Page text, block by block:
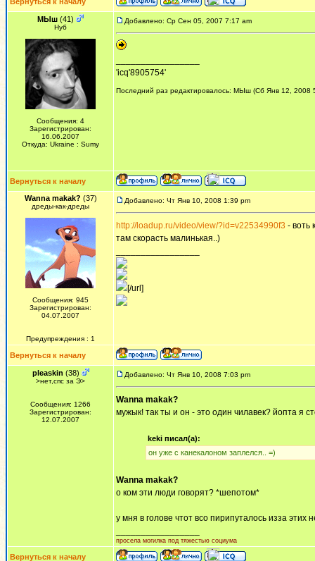
МЫш (41)
Нуб
Сообщения: 4
Зарегистрирован:
16.06.2007
Откуда: Ukraine : Sumy
Добавлено: Ср Сен 05, 2007 7:17 am
'icq'8905754'
Последний раз редактировалось: МЫш (Сб Янв 12, 2008
Вернуться к началу
Wanna makak? (37)
дреды-как-дреды
Сообщения: 945
Зарегистрирован:
04.07.2007
Предупреждения : 1
Добавлено: Чт Янв 10, 2008 1:39 pm
http://loadup.ru/video/view/?id=v22534990f3 - воть
там скорасть малинькая..)
[/url]
Вернуться к началу
pleaskin (38)
>нет,спс за Э>
Сообщения: 1266
Зарегистрирован:
12.07.2007
Добавлено: Чт Янв 10, 2008 7:03 pm
Wanna makak?
мужык! так ты и он - это один чилавек? йопта я
keki писал(а):
он уже с канекалоном заплелся.. =)
Wanna makak?
о ком эти люди говорят? *шепотом*
у мня в голове чтот всо пирипуталось изза этих
просела могилка под тяжестью социума
Вернуться к началу